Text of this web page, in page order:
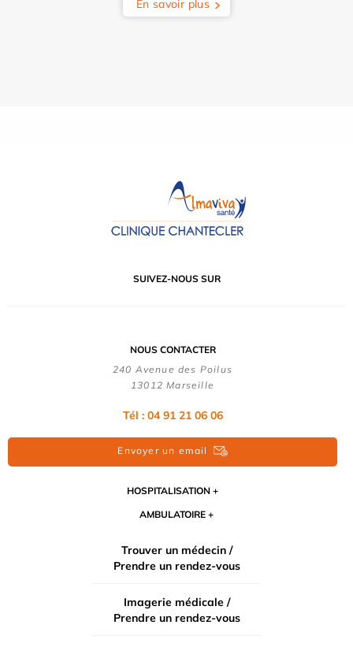
En savoir plus
SUIVEZ-NOUS SUR
NOUS CONTACTER
240 Avenue des Poilus
13012 Marseille
Tél : 04 91 21 06 06
Envoyer un email
HOSPITALISATION
AMBULATOIRE
Trouver un médecin /
Prendre un rendez-vous
Imagerie médicale /
Prendre un rendez-vous